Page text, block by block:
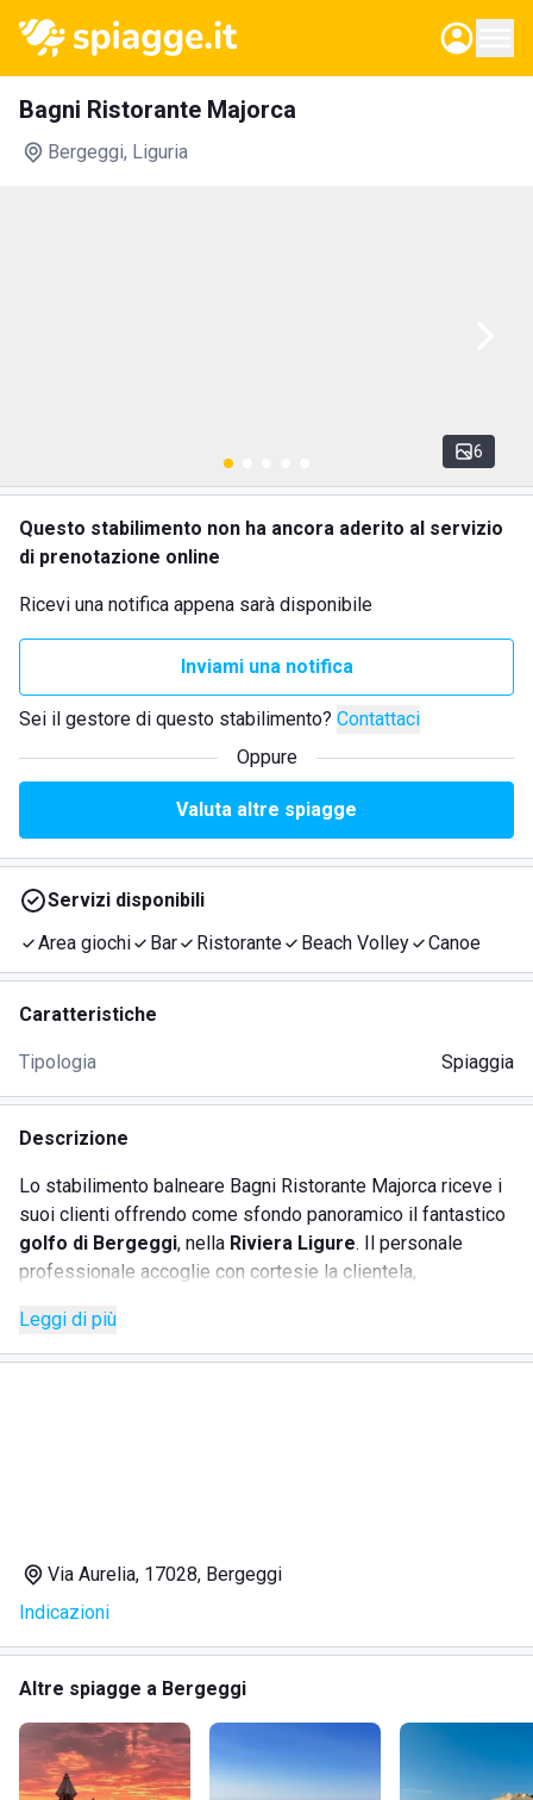
Bagni Ristorante Majorca
Bergeggi, Liguria
6
Questo stabilimento non ha ancora aderito al servizio
di prenotazione online
Ricevi una notifica appena sarà disponibile
Inviami una notifica
Sei il gestore di questo stabilimento? Contattaci
Oppure
Valuta altre spiagge
Servizi disponibili
Area giochi
Bar Ristorante Beach Volley Canoe
Caratteristiche
Tipologia Spiaggia
Descrizione
Lo stabilimento balneare Bagni Ristorante Majorca riceve i
suoi clienti offrendo come sfondo panoramico il fantastico
golfo di Bergeggi, nella Riviera Ligure. Il personale
professionale accoglie con cortesie la clientela,
migliore esperienza vacanziera. Lo stabilimento balneare
Bagni Ristorante Majorca vanta una spiccata
· Sdraio e lettini;
· Cabine e spogliatoi;
· Wifi libero;
· Zona RelaX;
Leggi di più
Via Aurelia, 17028, Bergeggi
Indicazioni
Altre spiagge a Bergeggi